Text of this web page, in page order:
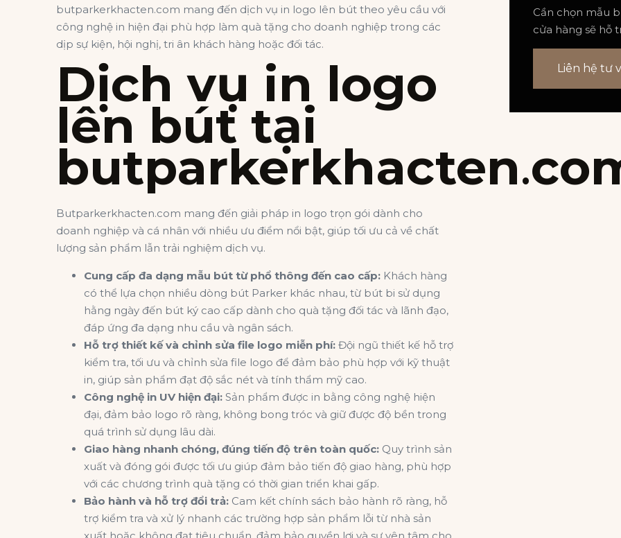
butparkerkhacten.com mang đến dịch vụ in logo lên bút theo yêu cầu với
công nghệ in hiện đại phù hợp làm quà tặng cho doanh nghiệp trong các
dịp sự kiện, hội nghị, tri ân khách hàng hoặc đối tác.
Dịch vụ in logo
lên bút tại
butparkerkhacten.
Butparkerkhacten.com mang đến giải pháp in logo trọn gói dành cho
doanh nghiệp và cá nhân với nhiều ưu điểm nổi bật, giúp tối ưu cả về chất
lượng sản phẩm lẫn trải nghiệm dịch vụ.
Cung cấp đa dạng mẫu bút từ phổ thông đến cao cấp:Khách hàng
có thể lựa chọn nhiều dòng bút Parkerkhác nhau, từ bút bi sử dụng
hằng ngày đến bút ký cao cấp dành cho quà tặng đối tác và lãnh đạo,
đáp ứng đa dạng nhu cầu và ngân sách.
Hỗ trợ thiết kế và chỉnh sửa file logo miễn phí:Đội ngũ thiết kế hỗ trợ
kiểm tra, tối ưu và chỉnh sửa file logo để đảm bảo phù hợp với kỹ thuật
in, giúp sản phẩm đạt độ sắc nét và tính thẩm mỹ cao.
Công nghệ in UV hiện đại:Sản phẩm được in bằng công nghệ hiện
đại, đảm bảo logo rõ ràng, không bong tróc và giữ được độ bền trong
quá trình sử dụng lâu dài.
Giao hàng nhanh chóng, đúng tiến độ trên toàn quốc:Quy trình sản
xuất và đóng gói được tối ưu giúp đảm bảo tiến độ giao hàng, phù hợp
với các chương trình quà tặng có thời gian triển khai gấp.
Bảo hành và hỗ trợ đổi trả:Cam kết chính sách bảo hành rõ ràng, hỗ
trợ kiểm tra và xử lý nhanh các trường hợp sản phẩm lỗi từ nhà sản
Cần chọn mẫu
cửa hàng sẽ hỗ
Liên hệ tư